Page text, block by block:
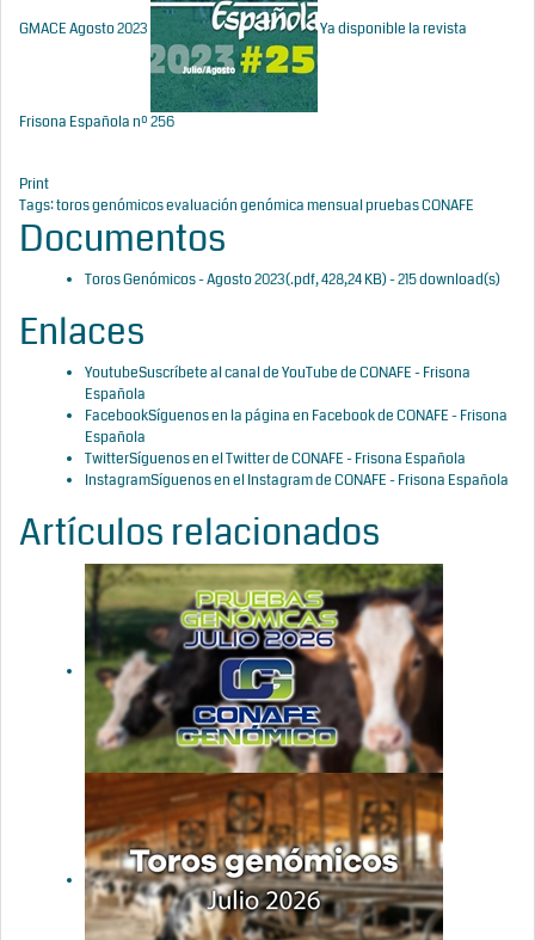
GMACE Agosto 2023 Ya disponible la revista
Frisona Española nº 256
Print
Tags:toros genómicosevaluación genómica mensualpruebas CONAFE
Documentos
Toros Genómicos - Agosto 2023(.pdf,428,24 KB) - 215 download(s)
Enlaces
YoutubeSuscríbete al canal de YouTube de CONAFE - Frisona
Española
FacebookSíguenos en la página en Facebook de CONAFE - Frisona
Española
TwitterSíguenos en el Twitter de CONAFE - Frisona Española
InstagramSíguenos en el Instagram de CONAFE - Frisona Española
Artículos relacionados
Actualización
pruebas
genómicas
de Hembras
CONAFE julio
2026